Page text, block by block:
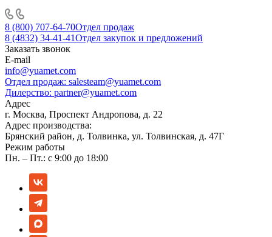
8 (800) 707-64-70Отдел продаж
8 (4832) 34-41-41Отдел закупок и предложений
Заказать звонок
E-mail
info@yuamet.com
Отдел продаж: salesteam@yuamet.com
Дилерство: partner@yuamet.com
Адрес
г. Москва, Проспект Андропова, д. 22
Адрес производства:
Брянский район, д. Толвинка, ул. Толвинская, д. 47Г
Режим работы
Пн. – Пт.: с 9:00 до 18:00